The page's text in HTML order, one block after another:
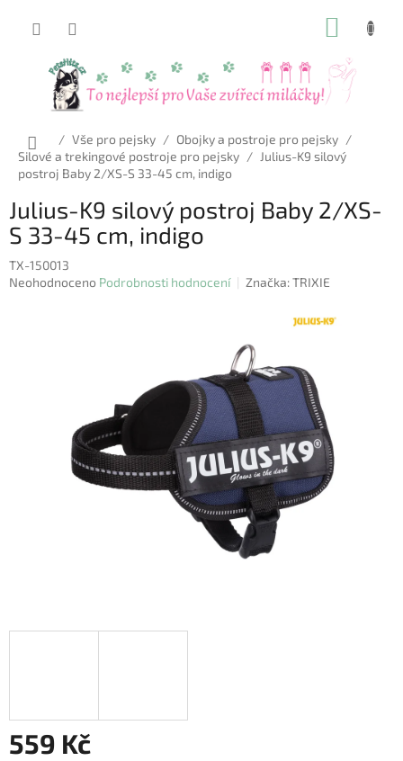
Domů
/ Vše pro pejsky / Obojky a postroje pro pejsky /
Silové a trekingové postroje pro pejsky / Julius-K9 silový
postroj Baby 2/XS-S 33-45 cm, indigo
Julius-K9 silový postroj Baby 2/XS-
S 33-45 cm, indigo
TX-150013
Průměrné
Neohodnoceno Podrobnosti hodnocení Značka:TRIXIE
559 Kč